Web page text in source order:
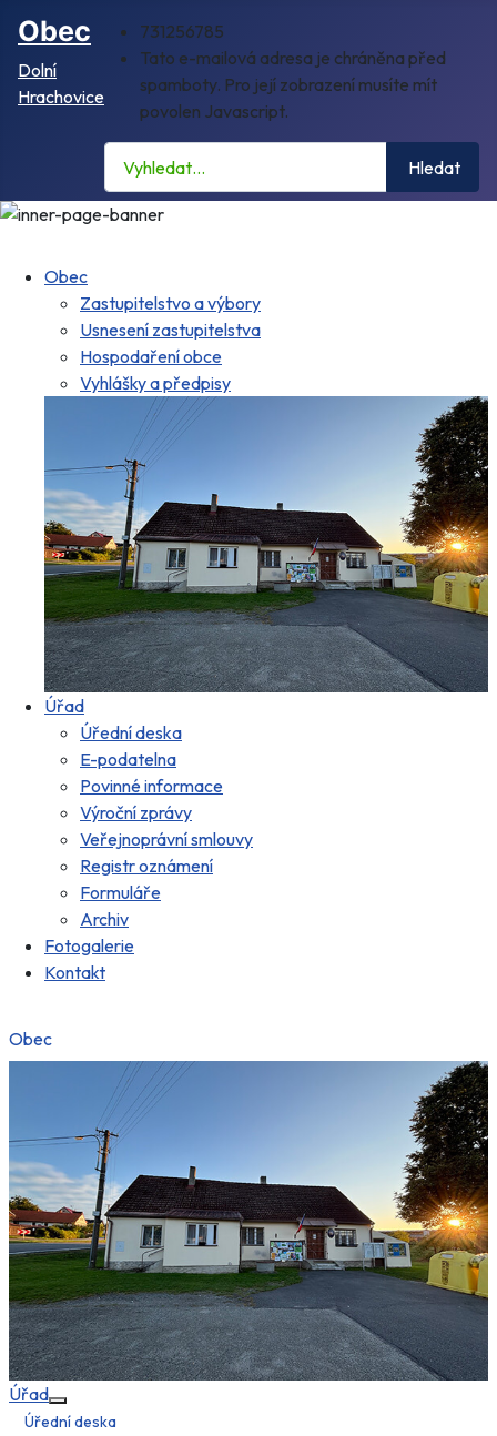
Obec
Dolní
Hrachovice
731256785
Tato e-mailová adresa je chráněna před
spamboty. Pro její zobrazení musíte mít
povolen Javascript.
Hledat
Obec
Zastupitelstvo a výbory
Usnesení zastupitelstva
Hospodaření obce
Vyhlášky a předpisy
Úřad
Úřední deska
E-podatelna
Povinné informace
Výroční zprávy
Veřejnoprávní smlouvy
Registr oznámení
Formuláře
Archiv
Fotogalerie
Kontakt
Obec
Úřad
Více o: Úřad
Úřední deska